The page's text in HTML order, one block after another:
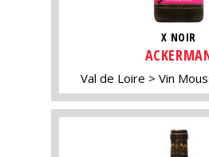
X NOIR
Val de Loire Vin